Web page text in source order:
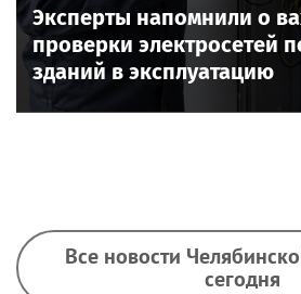
Эксперты напомнили о
проверки электросетей
зданий в эксплуатацию
Все новости
сегодня